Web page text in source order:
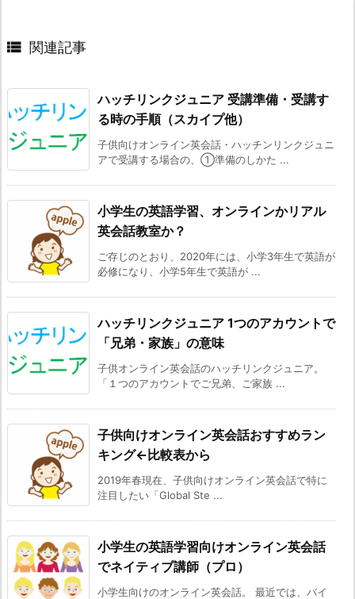
 関連記事
ハッチリンクジュニア 受講準備・受講す
る時の手順（スカイプ他）
子供向けオンライン英会話・ハッチンリンクジュニ
アで受講する場合の、①準備のしかた ...
小学生の英語学習、オンラインかリアル
英会話教室か？
ご存じのとおり、2020年には、小学3年生で英語が
必修になり、小学5年生で英語が ...
ハッチリンクジュニア 1つのアカウントで
「兄弟・家族」の意味
子供オンライン英会話のハッチリンクジュニア。
「１つのアカウントでご兄弟、ご家族 ...
子供向けオンライン英会話おすすめラン
キング←比較表から
2019年春現在、子供向けオンライン英会話で特に
注目したい「Global Ste ...
小学生の英語学習向けオンライン英会話
でネイティブ講師（プロ）
小学生向けのオンライン英会話。 最近では、バイ